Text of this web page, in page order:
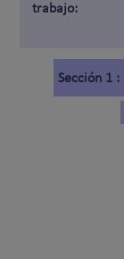
trabajo:
Sección 1 :